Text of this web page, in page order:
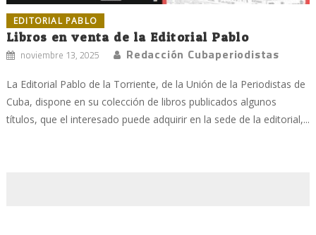
EDITORIAL PABLO
Libros en venta de la Editorial Pablo
noviembre 13, 2025 Redacción Cubaperiodistas
La Editorial Pablo de la Torriente, de la Unión de la Periodistas de
Cuba, dispone en su colección de libros publicados algunos
títulos, que el interesado puede adquirir en la sede de la editorial,...